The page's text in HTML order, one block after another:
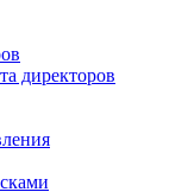
директоров